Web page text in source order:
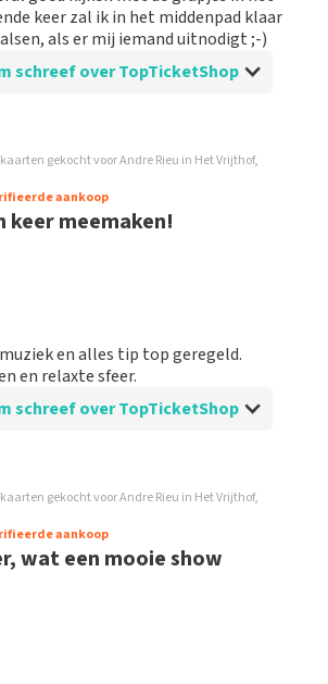
keer zal ik in het middenpad klaar
als er mij iemand uitnodigt ;-)
schreef over TopTicketShop
over
zo kort op voorhand de tickets
in orde...
gekocht voor Andre Rieu in Het Vrijthof,
aankoop
keer meemaken!
en alles tip top geregeld.
en relaxte sfeer.
schreef over TopTicketShop
over
waren de tickets binnen. Alles keurig
geïnformeerd vooraf aan het
gekocht voor Andre Rieu in Het Vrijthof,
aankoop
wat een mooie show